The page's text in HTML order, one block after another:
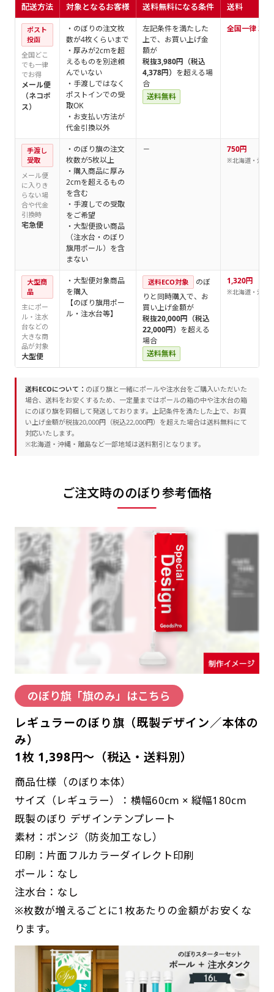
配送方法 対象となるお客様 送料無料になる条件 送料
ポスト
投函
全国どこ
でも一律
でお得
メール便
（ネコポ
ス）
・のぼりの注文枚
数が4枚くらいまで
・厚みが2cmを超
えるものを別途頼
んでいない
・手渡しではなく
ポストインでの受
取OK
・お支払い方法が
代金引換以外
左記条件を満たした
上で、お買い上げ金
額が
税抜3,980円（税込
4,378円） を超える場
合
送料無料
全国一律 360
手渡し
受取
メール便
に入りき
らない場
合や代金
引換時
宅急便
・のぼり旗の注文
枚数が5枚以上
・購入商品に厚み
2cmを超えるもの
を含む
・手渡しでの受取
をご希望
・大型便扱い商品
（注水台・のぼり
旗用ポール）を含
まない
－ 750円
※北海道・沖縄
大型商
品
主にポー
ル・注水
台などの
大きな商
品が対象
大型便
・大型便対象商品
を購入
【のぼり旗用ポー
ル・注水台等】
送料ECO対象
のぼ
りと同時購入で、お
買い上げ金額が
税抜20,000円（税込
22,000円） を超える
場合
送料無料
1,320円
※北海道・沖縄
送料ECOについて： のぼり旗と一緒にポールや注水台をご購入いただいた
場合、送料をお安くするため、一定量まではポールの箱の中や注水台の箱
にのぼり旗を同梱して発送しております。上記条件を満たした上で、お買
い上げ金額が税抜20,000円（税込22,000円）を超えた場合は送料無料にて
対応いたします。
※北海道・沖縄・離島など一部地域は送料割引となります。
ご注文時ののぼり参考価格
のぼり旗「旗のみ」はこちら
レギュラーのぼり旗（既製デザイン／本体の
み）
1枚 1,398円～（税込・送料別）
商品仕様（のぼり本体）
サイズ（レギュラー）：横幅60cm × 縦幅180cm
既製のぼり デザインテンプレート
素材：ポンジ（防炎加工なし）
印刷：片面フルカラーダイレクト印刷
ポール：なし
注水台：なし
※枚数が増えるごとに1枚あたりの金額がお安くな
ります。